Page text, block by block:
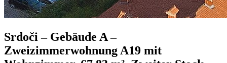
Srdoči – Gebäude A –
Zweizimmerwohnung A19 mit